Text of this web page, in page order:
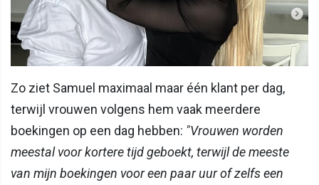
Zo ziet Samuel maximaal maar één klant per dag,
terwijl vrouwen volgens hem vaak meerdere
boekingen op een dag hebben: "Vrouwen worden
meestal voor kortere tijd geboekt, terwijl de meeste
van mijn boekingen voor een paar uur of zelfs een